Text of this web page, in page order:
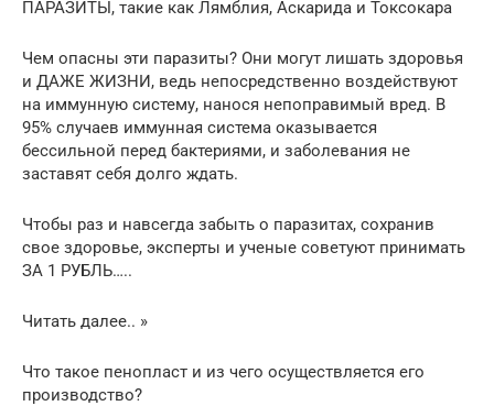
ПАРАЗИТЫ, такие как Лямблия, Аскарида и Токсокара
Чем опасны эти паразиты? Они могут лишать здоровья
и ДАЖЕ ЖИЗНИ, ведь непосредственно воздействуют
на иммунную систему, нанося непоправимый вред. В
95% случаев иммунная система оказывается
бессильной перед бактериями, и заболевания не
заставят себя долго ждать.
Чтобы раз и навсегда забыть о паразитах, сохранив
свое здоровье, эксперты и ученые советуют принимать
ЗА 1 РУБЛЬ…..
Читать далее.. »
Что такое пенопласт и из чего осуществляется его
производство?